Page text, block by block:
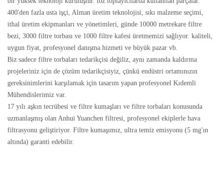
400'den fazla usta işçi, Alman üretim teknolojisi, sıkı malzeme seçimi,
ithal üretim ekipmanları ve yönetimleri, günde 10000 metrekare filtre
bezi, 3000 filtre torbası ve 1000 filtre kafesi üretmemizi sağlıyor. kaliteli,
uygun fiyat, profesyonel danışma hizmeti ve büyük pazar vb.
Biz sadece filtre torbaları tedarikçisi değiliz, aynı zamanda kaldırma
projeleriniz için de çözüm tedarikçisiyiz, çünkü endüstri ortamınızın
gereksinimlerini karşılamak için tasarım yapan profesyonel Kıdemli
Mühendislerimiz var.
17 yılı aşkın tecrübesi ve filtre kumaşları ve filtre torbaları konusunda
uzmanlaşmış olan Anhui Yuanchen filtresi, profesyonel ekiplerle hava
filtrasyonu geliştiriyor. Filtre kumaşımız, ultra temiz emisyonu (5 mg'ın
altında) garanti edebilir.